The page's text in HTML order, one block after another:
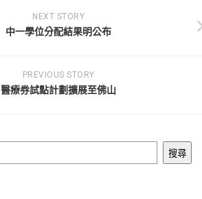
NEXT STORY
中一學位分配結果明公布
PREVIOUS STORY
醫療券試點計劃擴展至佛山
搜尋